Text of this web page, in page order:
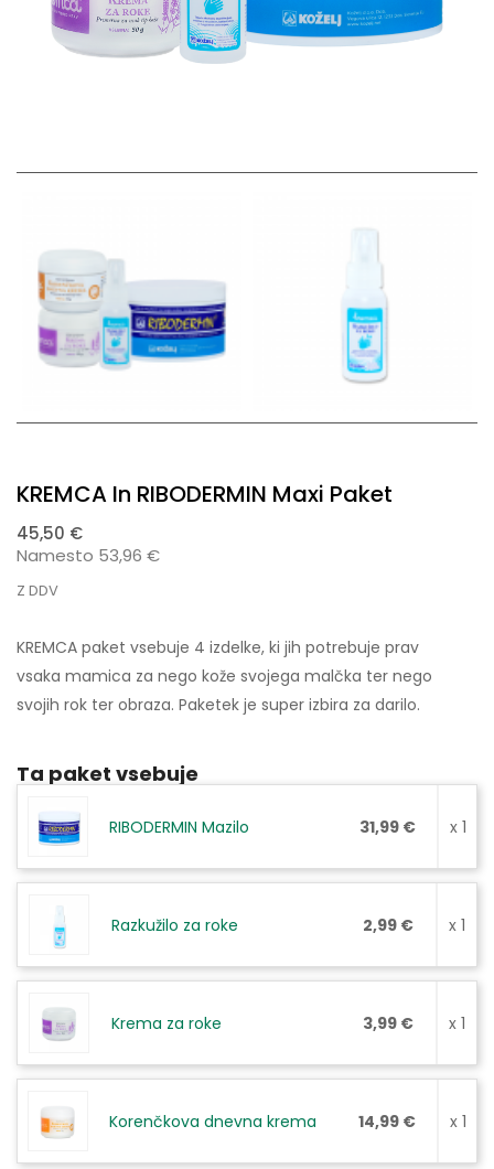
KREMCA In RIBODERMIN Maxi Paket
45,50 €
Namesto 53,96 €
Z DDV
KREMCA paket vsebuje 4 izdelke, ki jih potrebuje prav
vsaka mamica za nego kože svojega malčka ter nego
svojih rok ter obraza. Paketek je super izbira za darilo.
Ta paket vsebuje
RIBODERMIN Mazilo 31,99 € x 1
Razkužilo za roke 2,99 € x 1
Krema za roke 3,99 € x 1
Korenčkova dnevna krema 14,99 € x 1